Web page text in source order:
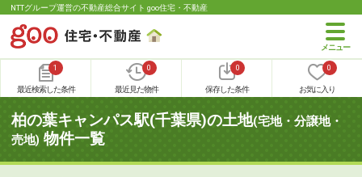
NTTグループ運営の不動産総合サイト goo住宅・不動産
1
最近検索した条件
0
最近見た物件
0
保存した条件
0
お気に入り
柏の葉キャンパス駅(千葉県)の土地(宅地・分譲地・
売地) 物件一覧